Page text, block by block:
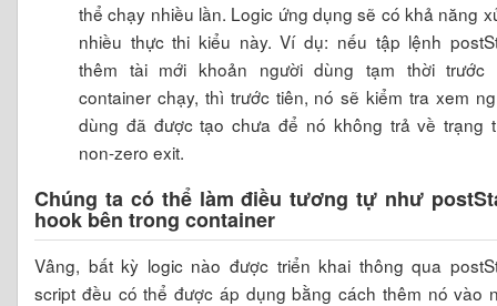
thể chạy nhiều lần. Logic ứng dụng sẽ có khả năng
nhiều thực thi kiểu này. Ví dụ: nếu tập lệnh
thêm tài mới khoản người dùng tạm thời trước
container chạy, thì trước tiên, nó sẽ kiểm tra xem
dùng đã được tạo chưa để nó không trả về trạng
non-zero exit.
Chúng ta có thể làm điều tương tự như
hook bên trong container
Vâng, bất kỳ logic nào được triển khai thông qua
script đều có thể được áp dụng bằng cách thêm nó vào